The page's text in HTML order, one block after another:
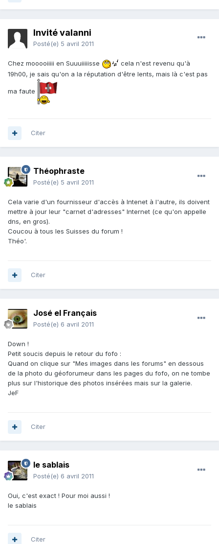
Invité valanni
Posté(e) 5 avril 2011
Chez mooooiiiii en Suuuiiiiisse
cela n'est revenu qu'à
19h00, je sais qu'on a la réputation d'être lents, mais là c'est pas
ma faute
Citer
Théophraste
Posté(e) 5 avril 2011
Cela varie d'un fournisseur d'accès à Intenet à l'autre, ils doivent
mettre à jour leur "carnet d'adresses" Internet (ce qu'on appelle
dns, en gros).
Coucou à tous les Suisses du forum !
Théo'.
Citer
José el Français
Posté(e) 6 avril 2011
Down !
Petit soucis depuis le retour du fofo :
Quand on clique sur "Mes images dans les forums" en dessous
de la photo du géoforumeur dans les pages du fofo, on ne tombe
plus sur l'historique des photos insérées mais sur la galerie.
JeF
Citer
le sablais
Posté(e) 6 avril 2011
Oui, c'est exact ! Pour moi aussi !
le sablais
Citer